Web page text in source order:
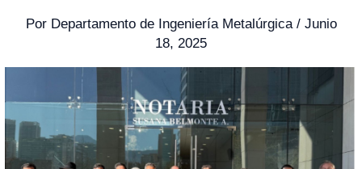
Por Departamento de Ingeniería Metalúrgica / Junio
18, 2025